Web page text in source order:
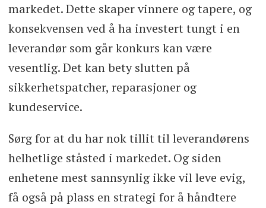
markedet. Dette skaper vinnere og tapere, og
konsekvensen ved å ha investert tungt i en
leverandør som går konkurs kan være
vesentlig. Det kan bety slutten på
sikkerhetspatcher, reparasjoner og
kundeservice.
Sørg for at du har nok tillit til leverandørens
helhetlige ståsted i markedet. Og siden
enhetene mest sannsynlig ikke vil leve evig,
få også på plass en strategi for å håndtere